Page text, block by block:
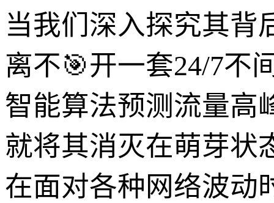
当我们深入探究其背
离不🎯开一套24/7不
智能算法预测流量高
就将其消灭在萌芽状
在面对各种网络波动